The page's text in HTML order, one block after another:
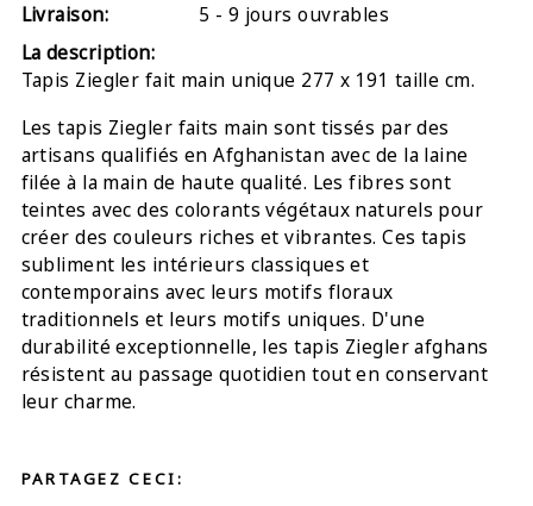
Livraison:
5 - 9 jours ouvrables
La description:
Tapis Ziegler fait main unique 277 x 191 taille cm.
Les tapis Ziegler faits main sont tissés par des
artisans qualifiés en Afghanistan avec de la laine
filée à la main de haute qualité. Les fibres sont
teintes avec des colorants végétaux naturels pour
créer des couleurs riches et vibrantes. Ces tapis
subliment les intérieurs classiques et
contemporains avec leurs motifs floraux
traditionnels et leurs motifs uniques. D'une
durabilité exceptionnelle, les tapis Ziegler afghans
résistent au passage quotidien tout en conservant
leur charme.
PARTAGEZ CECI: